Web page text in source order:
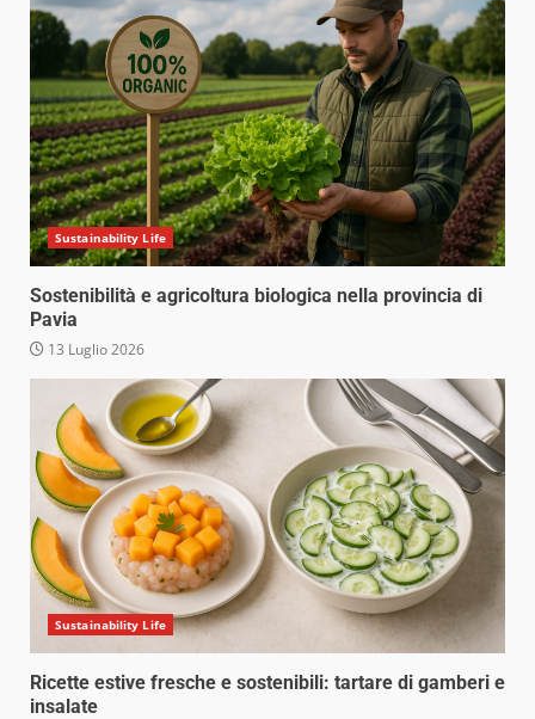
Sustainability Life
Sostenibilità e agricoltura biologica nella provincia di
Pavia
13 Luglio 2026
Sustainability Life
Ricette estive fresche e sostenibili: tartare di gamberi e
insalate